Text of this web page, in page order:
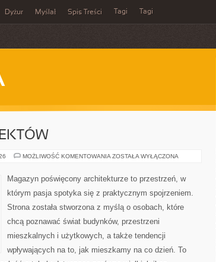
Dyżur Myślał Spis Treści Tagi Tagi
MOŻLIWOŚĆ KOMENTOWANIA SYLWETKI
ZOSTAŁA WYŁĄCZONA
Magazyn poświęcony architekturze to przestrzeń, w
którym pasja spotyka się z praktycznym spojrzeniem.
Strona została stworzona z myślą o osobach, które
chcą poznawać świat budynków, przestrzeni
mieszkalnych i użytkowych, a także tendencji
wpływających na to, jak mieszkamy na co dzień. To